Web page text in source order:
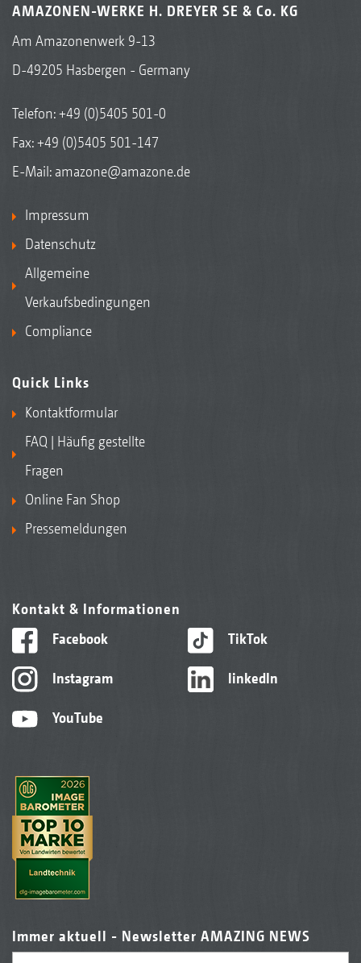
AMAZONEN-WERKE H. DREYER SE & Co. KG
Am Amazonenwerk 9-13
D-49205 Hasbergen - Germany
Telefon:+49 (0)5405 501-0
Fax: +49 (0)5405 501-147
E-Mail: amazone@amazone.de
Impressum
Datenschutz
Allgemeine
Verkaufsbedingungen
Compliance
Quick Links
Kontaktformular
FAQ | Häufig gestellte
Fragen
Online Fan Shop
Pressemeldungen
Kontakt & Informationen
Facebook
Instagram
YouTube
TikTok
linkedIn
Immer aktuell - Newsletter AMAZING NEWS